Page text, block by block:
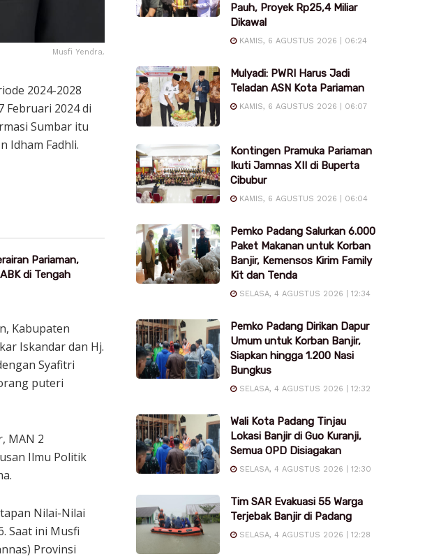
Musfi Yendra.
2024-2028
Februari 2024 di
Sumbar itu
Idham Fadhli.
Pariaman,
di Tengah
Kabupaten
Iskandar dan Hj.
Syafitri
puteri
MAN 2
Ilmu Politik
Nilai-Nilai
Saat ini Musfi
Provinsi
Pauh, Proyek Rp25,4 Miliar
Dikawal
KAMIS, 6 AGUSTUS 2026 | 06:24
Mulyadi: PWRI Harus Jadi
Teladan ASN Kota Pariaman
KAMIS, 6 AGUSTUS 2026 | 06:07
Kontingen Pramuka Pariaman
Ikuti Jamnas XII di Buperta
Cibubur
KAMIS, 6 AGUSTUS 2026 | 06:04
Pemko Padang Salurkan 6.000
Paket Makanan untuk Korban
Banjir, Kemensos Kirim Family
Kit dan Tenda
SELASA, 4 AGUSTUS 2026 | 12:34
Pemko Padang Dirikan Dapur
Umum untuk Korban Banjir,
Siapkan hingga 1.200 Nasi
Bungkus
SELASA, 4 AGUSTUS 2026 | 12:32
Wali Kota Padang Tinjau
Lokasi Banjir di Guo Kuranji,
Semua OPD Disiagakan
SELASA, 4 AGUSTUS 2026 | 12:30
Tim SAR Evakuasi 55 Warga
Terjebak Banjir di Padang
SELASA, 4 AGUSTUS 2026 | 12:28